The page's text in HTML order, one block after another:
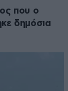
που ο
δημόσια